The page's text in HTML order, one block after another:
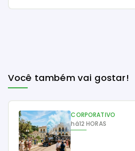
Você também vai gostar!
CORPORATIVO
há12 HORAS